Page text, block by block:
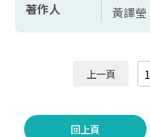
著作人 黃譯瑩
上一頁
回上頁